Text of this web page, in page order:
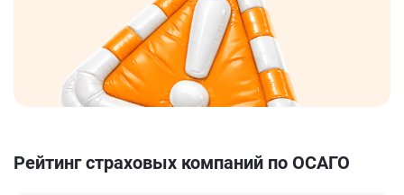
Рейтинг страховых компаний по ОСАГО